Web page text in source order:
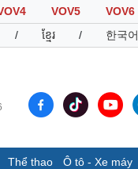
VOV5 VOV6
/ ខ្មែរ / 한국어
Thể thao Ô tô - Xe máy